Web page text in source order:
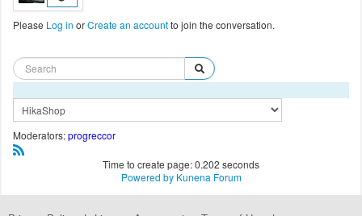
Please Log in orCreate an accountto join the conversation.
Moderators:progreccor
Time to create page: 0.202 seconds
Powered by Kunena Forum